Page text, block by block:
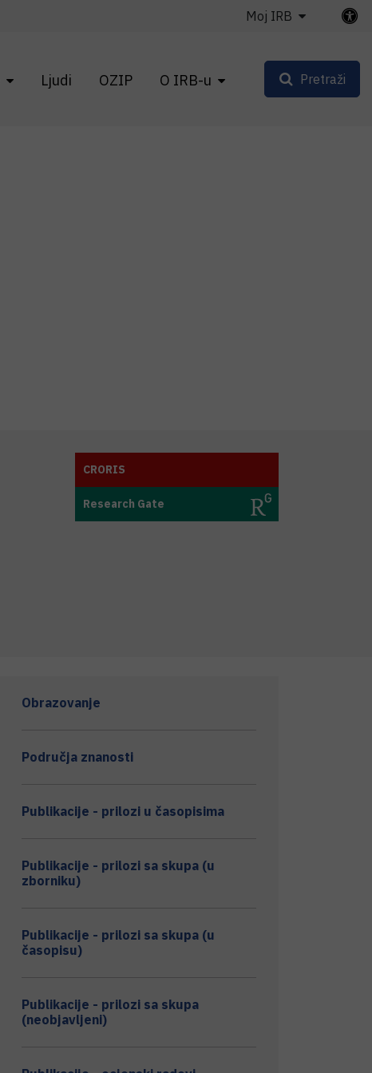
Ljudi OZIP O IRB-u
Moj IRB
Pretraži
CRORIS
Research Gate
Obrazovanje
Područja znanosti
Publikacije - prilozi u časopisima
Publikacije - prilozi sa skupa (u
zborniku)
Publikacije - prilozi sa skupa (u
časopisu)
Publikacije - prilozi sa skupa
(neobjavljeni)